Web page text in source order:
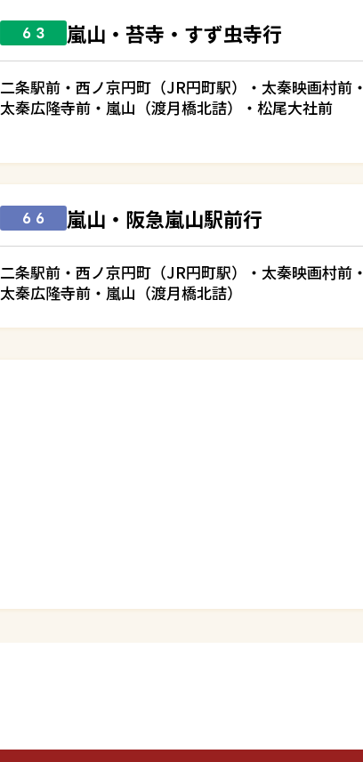
６３ 嵐山・苔寺・すず虫寺行
二条駅前・西ノ京円町（JR円町駅）・太秦映画村前・
太秦広隆寺前・嵐山（渡月橋北詰）・松尾大社前
６６ 嵐山・阪急嵐山駅前行
二条駅前・西ノ京円町（JR円町駅）・太秦映画村前・
太秦広隆寺前・嵐山（渡月橋北詰）